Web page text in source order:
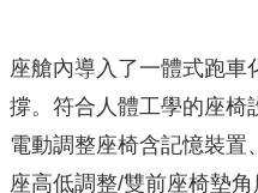
座艙內導入了一體式跑車
撐。符合人體工學的座椅
電動調整座椅含記憶裝置
座高低調整/雙前座椅墊